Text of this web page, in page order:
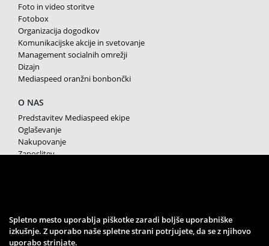
Foto in video storitve
Fotobox
Organizacija dogodkov
Komunikacijske akcije in svetovanje
Management socialnih omrežji
Dizajn
Mediaspeed oranžni bonbončki
O NAS
Predstavitev Mediaspeed ekipe
Oglaševanje
Nakupovanje
Zaposlitev
SPREMLJAJTE NAS
Spletno mesto uporablja piškotke zaradi boljše uporabniške
izkušnje. Z uporabo naše spletne strani potrjujete, da se z njihovo
uporabo strinjate.